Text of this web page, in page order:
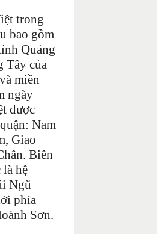
trong
bao gồm
Quảng
Tây của
miền
ngày
được
Nam
Giao
Biên
hệ
Ngũ
phía
Sơn.